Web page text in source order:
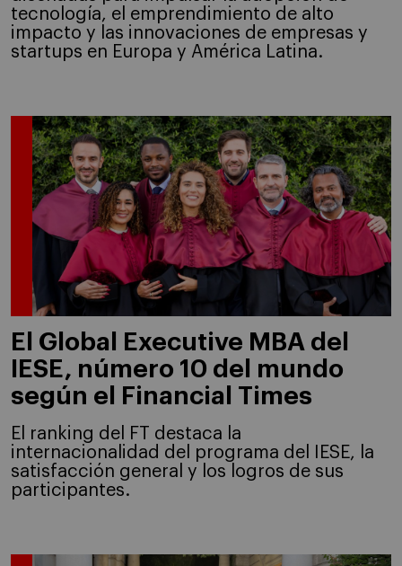
tecnología, el emprendimiento de alto
impacto y las innovaciones de empresas y
startups en Europa y América Latina.
El Global Executive MBA del
IESE, número 10 del mundo
según el Financial Times
El ranking del FT destaca la
internacionalidad del programa del IESE, la
satisfacción general y los logros de sus
participantes.